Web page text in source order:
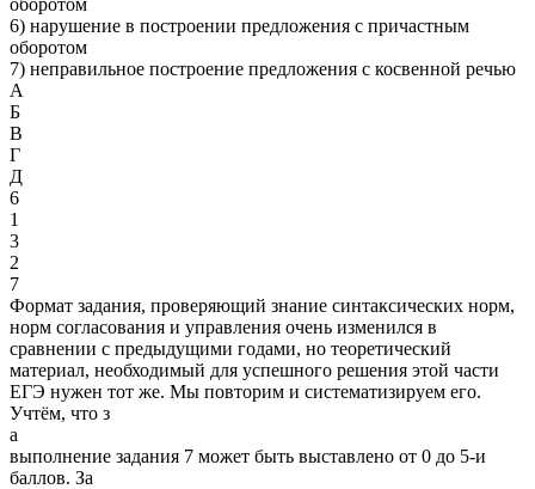
6) нарушение в построении предложения с причастным
оборотом
7) неправильное построение предложения с косвенной речью
А
Б
В
Г
Д
6
1
3
2
7
Формат задания, проверяющий знание синтаксических норм,
норм согласования и управления очень изменился в
сравнении с предыдущими годами, но теоретический
материал, необходимый для успешного решения этой части
ЕГЭ нужен тот же. Мы повторим и систематизируем его.
Учтём, что з
а
выполнение задания 7 может быть выставлено от 0 до 5-и
баллов. За